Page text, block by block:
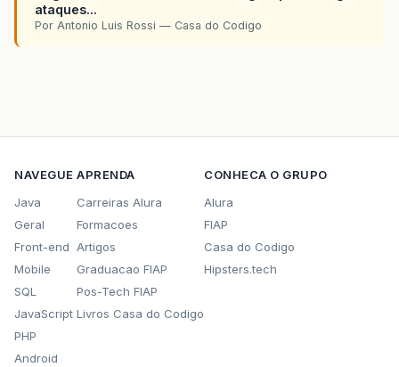
ataques...
Por Antonio Luis Rossi — Casa do Codigo
NAVEGUE
Java
Geral
Front-end
Mobile
SQL
JavaScript
PHP
Android
APRENDA
Carreiras Alura
Formacoes
Artigos
Graduacao FIAP
Pos-Tech FIAP
Livros Casa do Codigo
CONHECA O GRUPO
Alura
FIAP
Casa do Codigo
Hipsters.tech